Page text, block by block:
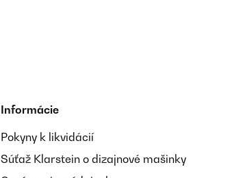
Informácie
Pokyny k likvidácií
Súťaž Klarstein o dizajnové mašinky